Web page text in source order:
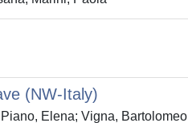
(NW-Italy)
Elena; Vigna, Bartolomeo